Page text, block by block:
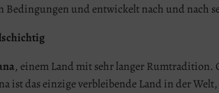
und entwickelt nach und nach
, einem Land mit sehr langer
ist das einzige verbleibende Land in der